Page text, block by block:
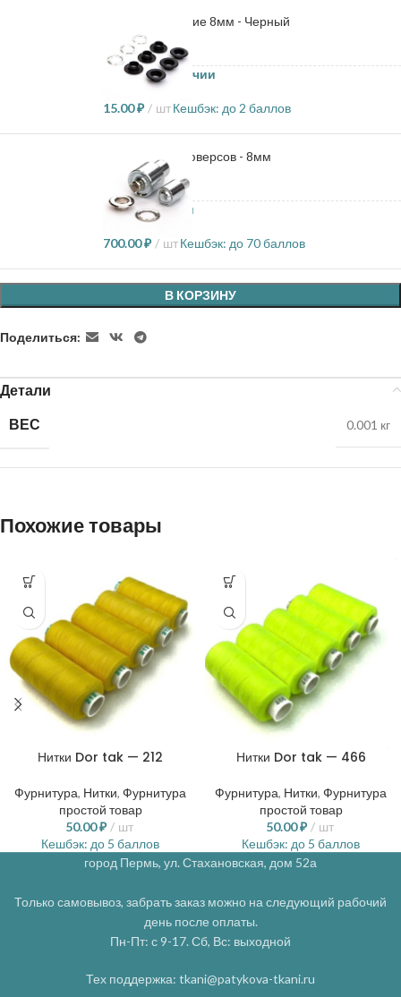
Люверсы плоские 8мм - Черный
15.00₽ штКешбэк: до 2 баллов
2910 в наличии
Насадка для люверсов - 8мм
700.00₽ штКешбэк: до 70 баллов
9 в наличии
В КОРЗИНУ
Поделиться:
Детали
ВЕС
0.001 кг
Похожие товары
Нитки Dor tak — 212
Фурнитура, Нитки, Фурнитура
простой товар
50.00₽
шт
Кешбэк: до 5 баллов
Нитки Dor tak — 466
Фурнитура, Нитки, Фурнитура
простой товар
50.00₽
шт
Кешбэк: до 5 баллов
город Пермь, ул. Стахановская, дом 52а
Только самовывоз, забрать заказ можно на следующий рабочий
день после оплаты.
Пн-Пт: с 9-17. Сб, Вс: выходной
Тех поддержка: tkani@patykova-tkani.ru